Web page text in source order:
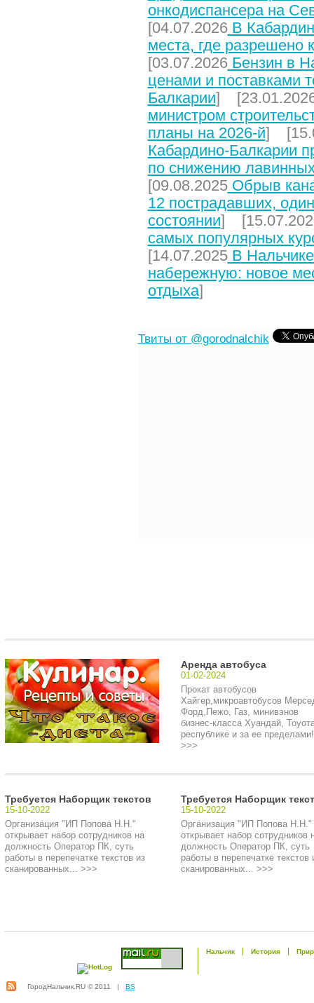
онкодиспансера на
[04.07.2026В
места, где разрешено
[03.07.2026Бензин в
ценами и поставками
Балкарии]
министром
планы на 2026-й]
Кабардино-Балкарии
по снижению
[09.08.2025Обрыв
12 пострадавших,
состоянии]
самых популярных
[14.07.2025В
набережную: новое
отдыха]
Твиты от @gorodnalchik
Аренда автобуса
01-02-2024
Прокат автобусов
Хайгер,микроавтобусов
Форд,Пежо, Газ, минивэнов
бизнес-класса Хуандай,
республике и за ее
>>>
Требуется Наборщик текстов
15-10-2022
Организация "ИП Попова Н.Н."
открывает набор сотрудников на
должность Оператор ПК, суть
работы в перепечатке текстов из
сканированных... >>>
Требуется Наборщик
15-10-2022
Организация "ИП Попова Н.Н."
открывает набор сотрудников
должность Оператор ПК, суть
работы в перепечатке текстов
сканированных... >>>
Нальчик История
ГородНальчик.RU © 2011 | BS